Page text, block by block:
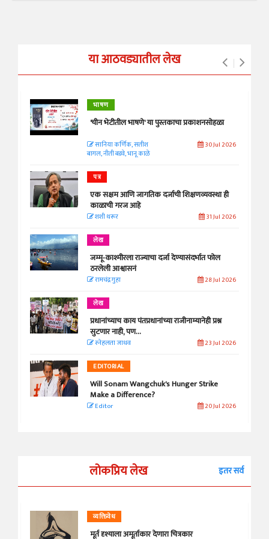
या आठवड्यातील लेख
भाषण
'चीन भेटीतील भाषणे' या पुस्तकाचा प्रकाशनसोहळा
सानिया कर्णिक, सतीश
बागल, नीती बडवे, भानू काळे
30 Jul 2026
पत्र
एक सक्षम आणि जागतिक दर्जाची शिक्षणव्यवस्था ही
काळाची गरज आहे
शशी थरूर 31 Jul 2026
लेख
जम्मू-काश्मीरला राज्याचा दर्जा देण्यासंदर्भात फोल
ठरलेली आश्वासनं
रामचंद्र गुहा 28 Jul 2026
लेख
प्रधानांच्याच काय पंतप्रधानांच्या राजीनाम्यानेही प्रश्न
सुटणार नाही, पण...
स्नेहलता जाधव 23 Jul 2026
EDITORIAL
Will Sonam Wangchuk's Hunger Strike
Make a Difference?
Editor 20 Jul 2026
लोकप्रिय लेख इतर सर्व
व्यक्तिवेध
मूर्त दृश्याला अमूर्ताकार देणारा चित्रकार